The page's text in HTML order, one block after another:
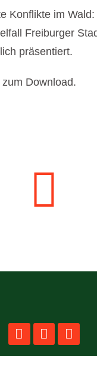
Konflikte im
Freiburger
präsentiert.
Download.